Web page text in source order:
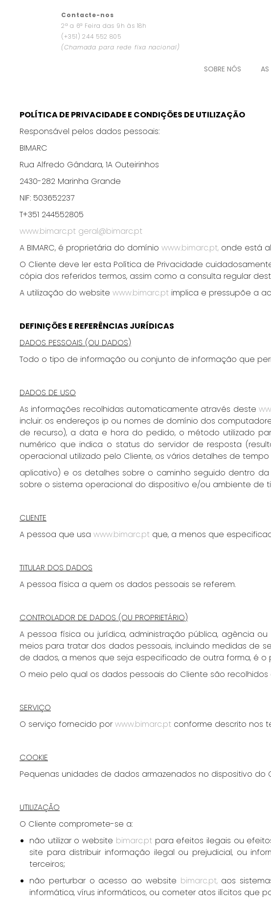
Contacte-nos
2ª a 6ª Feira das 9h às 18h
(+351) 244 552 805
(Chamada para rede fixa nacional)
SOBRE NÓS AS
POLÍTICA DE PRIVACIDADE E CONDIÇÕES DE UTILIZAÇÃO
Responsável pelos dados pessoais:
BIMARC
Rua Alfredo Gândara, 1A Outeirinhos
2430-282 Marinha Grande
NIF: 503652237
T+351 244552805
www.bimarc.pt geral@bimarc.pt
A BIMARC, é proprietária do domínio www.bimarc.pt, onde está
O Cliente deve ler esta Política de Privacidade
cópia dos referidos termos, assim como a consulta regular
A utilização do website www.bimarc.pt implica e pressupõe a
DEFINIÇÕES E REFERÊNCIAS JURÍDICAS
DADOS PESSOAIS (OU DADOS)
Todo o tipo de informação ou conjunto de informação que
DADOS DE USO
As informações recolhidas automaticamente através deste
incluir: os endereços ip ou nomes de domínio dos
de recurso), a data e hora do pedido, o método utilizado
numérico que indica o status do servidor de resposta
operacional utilizado pelo Cliente, os vários detalhes de
aplicativo) e os detalhes sobre o caminho seguido dentro
sobre o sistema operacional do dispositivo e/ou ambiente de
CLIENTE
A pessoa que usa www.bimarc.pt que, a menos que
TITULAR DOS DADOS
A pessoa física a quem os dados pessoais se referem.
CONTROLADOR DE DADOS (OU PROPRIETÁRIO)
A pessoa física ou jurídica, administração pública, agência
meios para tratar dos dados pessoais, incluindo medidas de
de dados, a menos que seja especificado de outra forma, é o
O meio pelo qual os dados pessoais do Cliente são recolhidos
SERVIÇO
O serviço fornecido por www.bimarc.pt conforme descrito nos
COOKIE
Pequenas unidades de dados armazenados no dispositivo do
UTILIZAÇÃO
O Cliente compromete-se a:
não utilizar o website bimarc.ptpara efeitos ilegais ou
site para distribuir informação ilegal ou prejudicial, ou
terceiros;
não perturbar o acesso ao website bimarc.pt,aos
informática, vírus informáticos, ou cometer atos ilícitos que